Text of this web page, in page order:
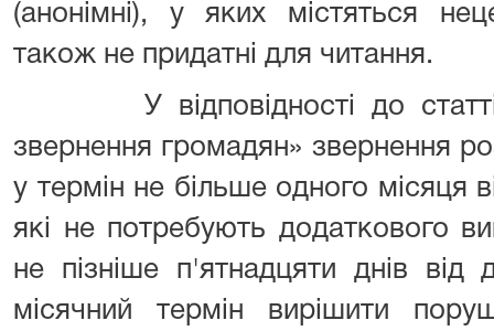
(анонімні), у яких містяться
також не придатні для читання.
У відповідності до статті
звернення громадян» звернення
у термін не більше одного місяця
які не потребують додаткового
не пізніше п'ятнадцяти днів
місячний термін вирішити